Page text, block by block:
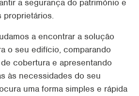
a segurança do património e
proprietários.
a encontrar a solução
o seu edifício, comparando
cobertura e apresentando
às necessidades do seu
uma forma simples e rápida